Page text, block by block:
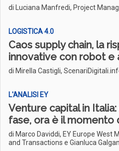
di Luciana Manfredi, Project
LOGISTICA 4­.0
Caos supply chain, la
innovative con robot e
di Mirella Castigli,
L'ANALISI EY
Venture capital in Italia:
fase, ora è il momento
di Marco Daviddi, EY Europe West
and Transactions e Gianluca